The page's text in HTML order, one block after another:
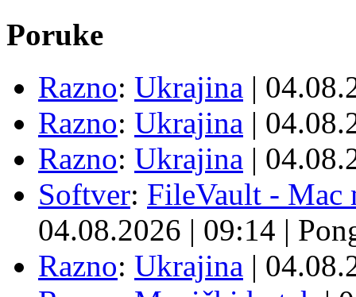
Poruke
Razno: Ukrajina |
Razno: Ukrajina |
Razno: Ukrajina |
Softver: FileVault - Mac
04.08.2026 | 09:14 |
Razno: Ukrajina |